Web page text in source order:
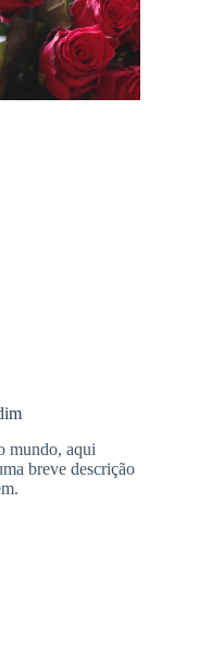
mundo, aqui
breve descrição